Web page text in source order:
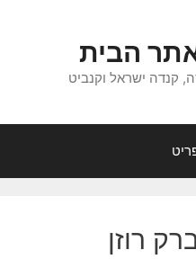
הבית
קנדה ישראל וקנביט
רוזן